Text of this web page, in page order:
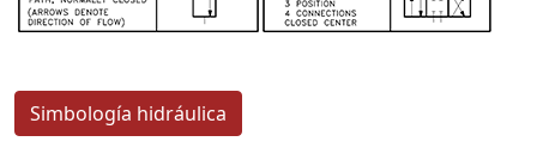
Simbología hidráulica